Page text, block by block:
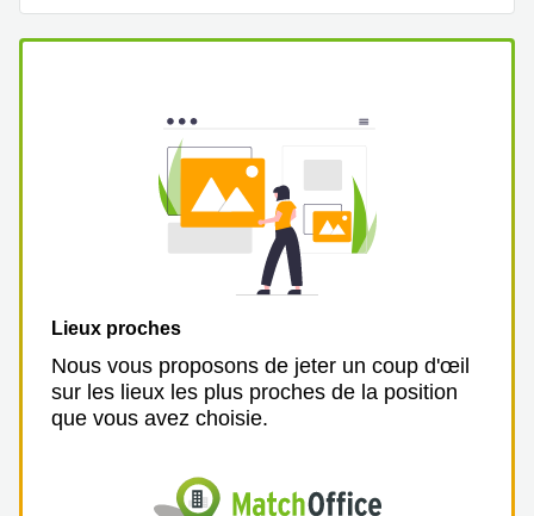
Lieux proches
Nous vous proposons de jeter un coup d'œil
sur les lieux les plus proches de la position
que vous avez choisie.